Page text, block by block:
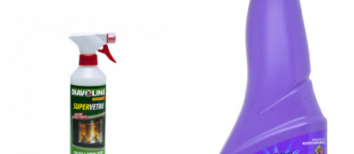
Produse de panificatie
Produse de patiserie